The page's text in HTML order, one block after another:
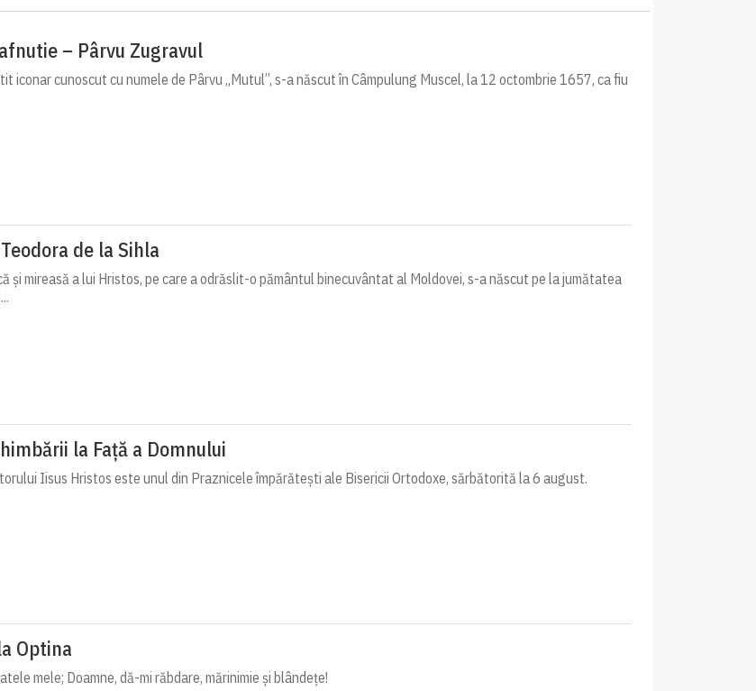
– Pârvu Zugravul
iconar cunoscut cu numele de Pârvu „Mutul”, s-a născut în Câmpulung Muscel, la 12 octombrie 1657, ca fiu
de la Sihla
și mireasă a lui Hristos, pe care a odrăslit-o pământul binecuvântat al Moldovei, s-a născut pe la jumătatea
la Față a Domnului
Iisus Hristos este unul din Praznicele împărătești ale Bisericii Ortodoxe, sărbătorită la 6 august.
Optina
mele; Doamne, dă-mi răbdare, mărinimie şi blândeţe!